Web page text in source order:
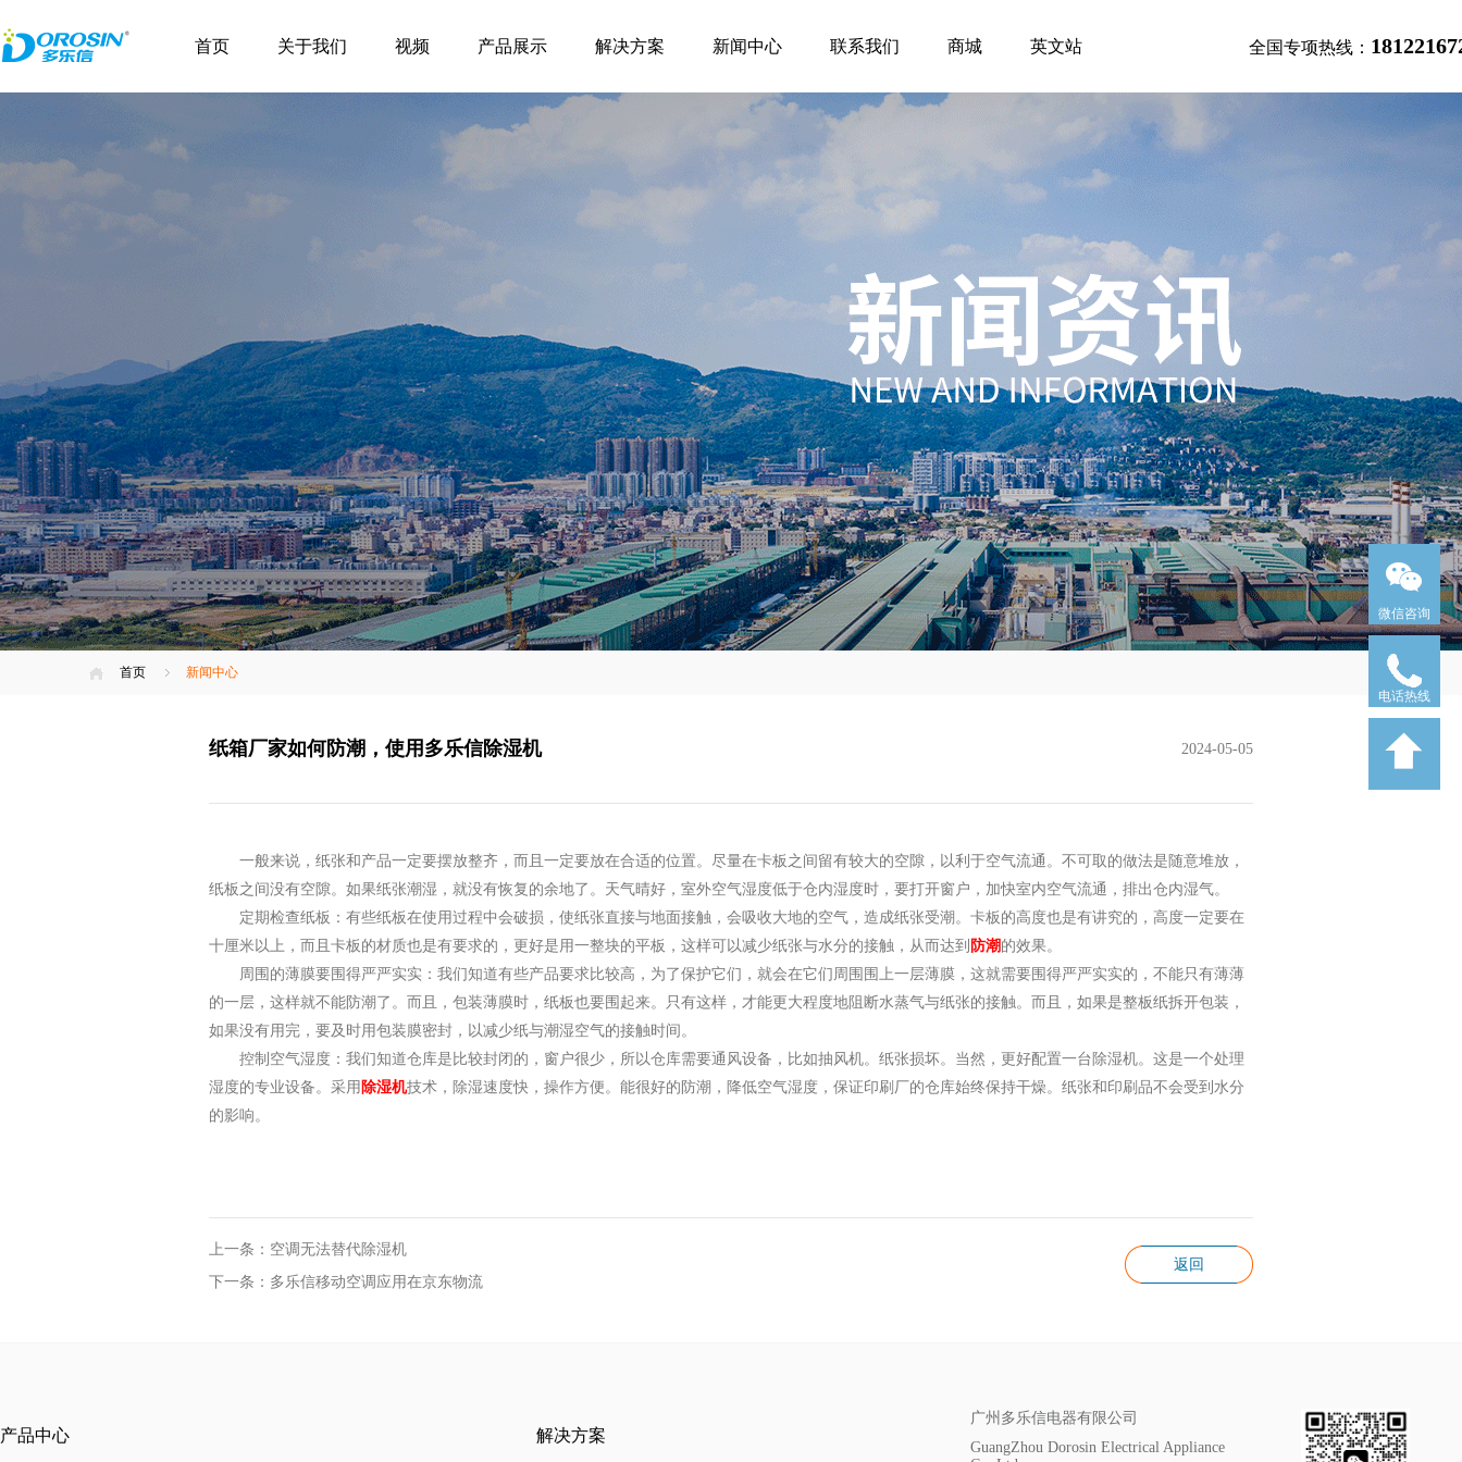
首页
关于我们 视频 产品展示 解决方案 新闻中心 联系我们 商城 英文站 全国专项热线：
首页 新闻中心
纸箱厂家如何防潮，使用多乐信除湿机 2024-05-05
一般来说，纸张和产品一定要摆放整齐，而且一定要放在合适的位置。尽量在卡板之间留有较大的空隙，以利于空气流通。不可取的做法是随意堆放，
纸板之间没有空隙。如果纸张潮湿，就没有恢复的余地了。天气晴好，室外空气湿度低于仓内湿度时，要打开窗户，加快室内空气流通，排出仓内湿气。
定期检查纸板：有些纸板在使用过程中会破损，使纸张直接与地面接触，会吸收大地的空气，造成纸张受潮。卡板的高度也是有讲究的，高度一定要在
十厘米以上，而且卡板的材质也是有要求的，更好是用一整块的平板，这样可以减少纸张与水分的接触，从而达到 防潮的效果。
周围的薄膜要围得严严实实：我们知道有些产品要求比较高，为了保护它们，就会在它们周围围上一层薄膜，这就需要围得严严实实的，不能只有薄薄
的一层，这样就不能防潮了。而且，包装薄膜时，纸板也要围起来。只有这样，才能更大程度地阻断水蒸气与纸张的接触。而且，如果是整板纸拆开包装，
如果没有用完，要及时用包装膜密封，以减少纸与潮湿空气的接触时间。
控制空气湿度：我们知道仓库是比较封闭的，窗户很少，所以仓库需要通风设备，比如抽风机。纸张损坏。当然，更好配置一台除湿机。这是一个处理
湿度的专业设备。采用 除湿机技术，除湿速度快，操作方便。能很好的防潮，降低空气湿度，保证印刷厂的仓库始终保持干燥。纸张和印刷品不会受到水分
的影响。
上一条：空调无法替代除湿机
下一条：多乐信移动空调应用在京东物流
返回
微信咨询
电话热线
产品中心 解决方案
广州多乐信电器有限公司
GuangZhou Dorosin Electrical Appliance